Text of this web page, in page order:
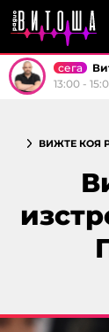
сега
13:00 -
ВИЖТЕ КОЯ